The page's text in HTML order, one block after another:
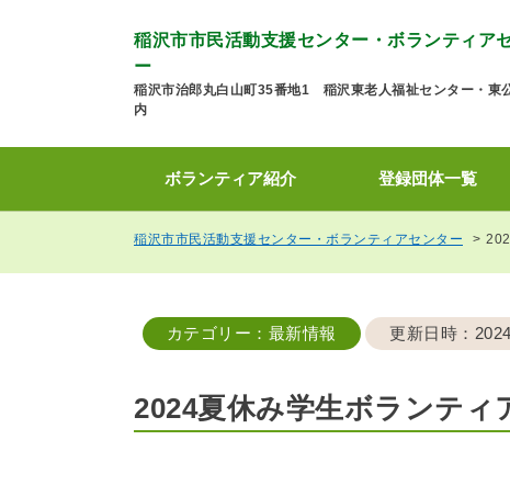
稲沢市市民活動支援センター・ボランティア
ー
稲沢市治郎丸白山町35番地1 稲沢東老人福祉センター・東
内
ボランティア紹介 登録団体一覧
稲沢市市民活動支援センター・ボランティアセンター
カテゴリー ：最新情報 更新日時 ：
2024夏休み学生ボランティ